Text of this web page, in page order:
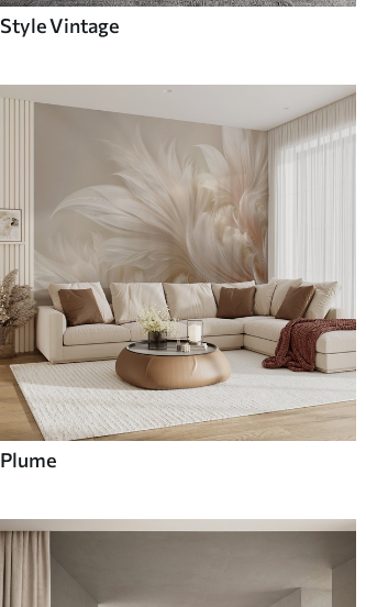
Style Vintage
Plume